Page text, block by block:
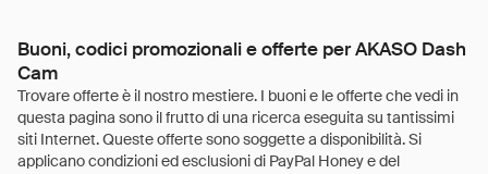
Buoni, codici promozionali e offerte per AKASO Dash
Cam